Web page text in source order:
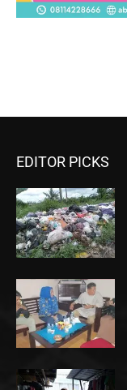
EDITOR PICKS